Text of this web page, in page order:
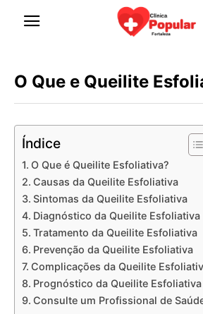
O Que e Queilite
Índice
O Que é Queilite Esfoliativa?
Causas da Queilite Esfoliativa
Sintomas da Queilite Esfoliativa
Diagnóstico da Queilite Esfoliativa
Tratamento da Queilite Esfoliativa
Prevenção da Queilite Esfoliativa
Complicações da Queilite
Prognóstico da Queilite Esfoliativa
Consulte um Profissional de